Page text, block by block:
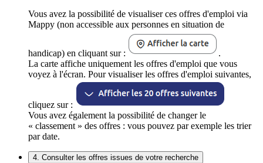
Vous avez la possibilité de visualiser ces offres d'emploi via
Mappy (non accessible aux personnes en situation de
handicap) en cliquant sur :
.
La carte affiche uniquement les offres d'emploi que vous
voyez à l'écran. Pour visualiser les offres d'emploi suivantes,
cliquez sur :
Vous avez également la possibilité de changer le
« classement » des offres : vous pouvez par exemple les trier
par date.
4. Consulter les offres issues de votre recherche